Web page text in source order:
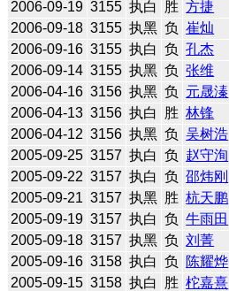
2006-09-19 3155 执白 胜 方捷
2006-09-18 3155 执黑 负 崔灿
2006-09-16 3155 执白 负 孔杰
2006-09-14 3155 执黑 负 张维
2006-04-16 3156 执黑 负 元晟溱
2006-04-13 3156 执白 胜 林锋
2006-04-12 3156 执黑 负 吴树浩
2005-09-25 3157 执白 负 赵守洵
2005-09-22 3157 执白 负 邵炜刚
2005-09-21 3157 执黑 胜 杭天鹏
2005-09-19 3157 执白 负 牛雨田
2005-09-18 3157 执黑 负 刘菁
2005-09-16 3158 执白 负 陈耀烨
2005-09-15 3158 执白 胜 柁嘉熹